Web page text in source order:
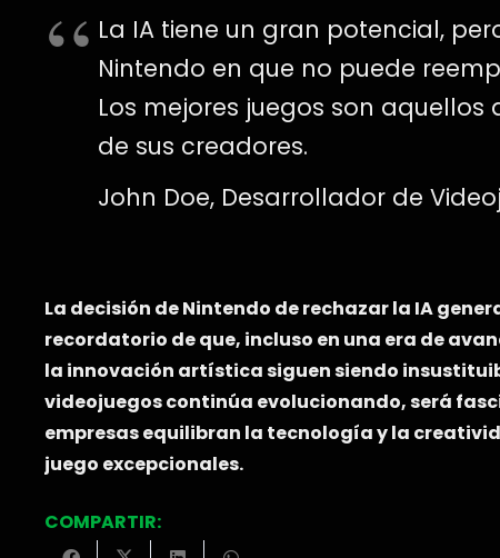
La IA tiene un gran potencial,
Nintendo en que no puede
Los mejores juegos son
de sus creadores.
John Doe, Desarrollador de
La decisión de Nintendo de rechazar la IA
recordatorio de que, incluso en una era de
la innovación artística siguen siendo
videojuegos continúa evolucionando, será
empresas equilibran la tecnología y la
juego excepcionales.
COMPARTIR: